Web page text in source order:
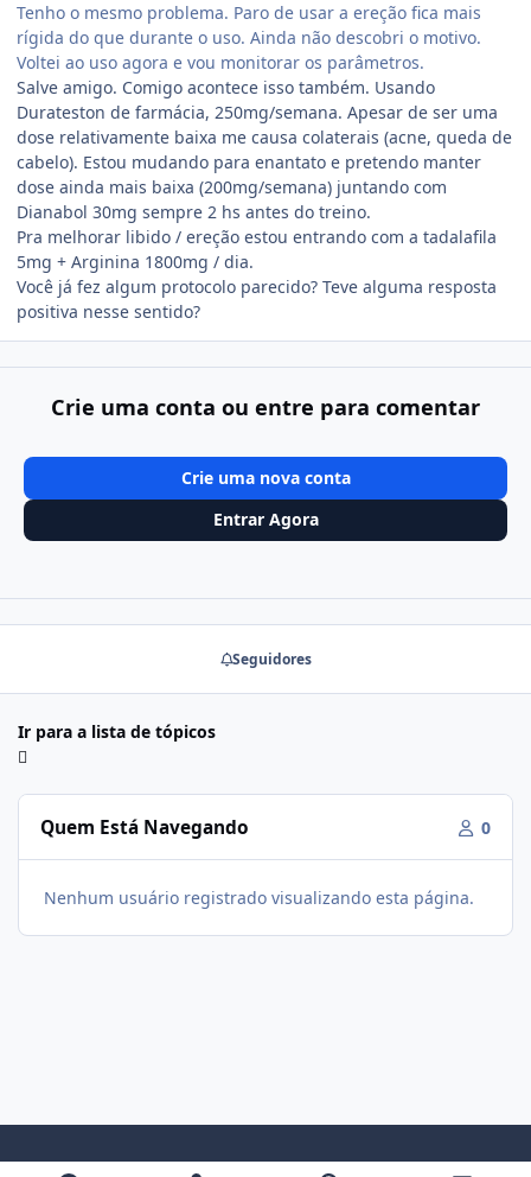
Tenho o mesmo problema. Paro de usar a ereção fica mais
rígida do que durante o uso. Ainda não descobri o motivo.
Voltei ao uso agora e vou monitorar os parâmetros.
Salve amigo. Comigo acontece isso também. Usando
Durateston de farmácia, 250mg/semana. Apesar de ser uma
dose relativamente baixa me causa colaterais (acne, queda de
cabelo). Estou mudando para enantato e pretendo manter
dose ainda mais baixa (200mg/semana) juntando com
Dianabol 30mg sempre 2 hs antes do treino.
Pra melhorar libido / ereção estou entrando com a tadalafila
5mg + Arginina 1800mg / dia.
Você já fez algum protocolo parecido? Teve alguma resposta
positiva nesse sentido?
Crie uma conta ou entre para comentar
Crie uma nova conta
Entrar Agora
Seguidores
Ir para a lista de tópicos
Quem Está Navegando 0
Nenhum usuário registrado visualizando esta página.